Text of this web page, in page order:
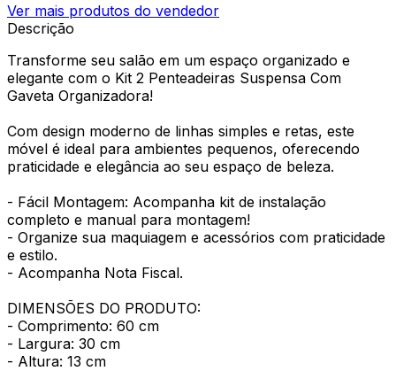
Ver mais produtos do vendedor
Descrição
Transforme seu salão em um espaço organizado e
elegante com o Kit 2 Penteadeiras Suspensa Com
Gaveta Organizadora!
Com design moderno de linhas simples e retas, este
móvel é ideal para ambientes pequenos, oferecendo
praticidade e elegância ao seu espaço de beleza.
- Fácil Montagem: Acompanha kit de instalação
completo e manual para montagem!
- Organize sua maquiagem e acessórios com praticidade
e estilo.
- Acompanha Nota Fiscal.
DIMENSÕES DO PRODUTO:
- Comprimento: 60 cm
- Largura: 30 cm
- Altura: 13 cm